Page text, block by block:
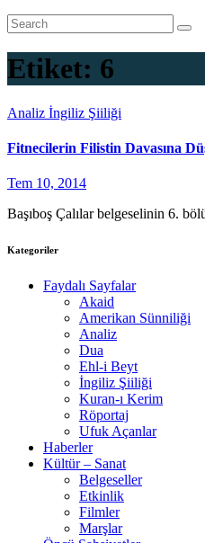
Etiket: 6
Analiz İngiliz Şiiliği
Fitnecilerin Filistin Davasına
Tem 10, 2014
Başıboş Çalılar belgeselinin 6.
Kategoriler
Faydalı Sayfalar
Akaid
Amerikan Sünniliği
Analiz
Dua
Ehl-i Beyt
İngiliz Şiiliği
Kuran-ı Kerim
Röportaj
Ufuk Açanlar
Haberler
Kültür – Sanat
Belgeseller
Etkinlik
Filmler
Marşlar